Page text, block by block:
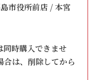
市役所前店 / 本宮
時購入できませ
は、削除してから